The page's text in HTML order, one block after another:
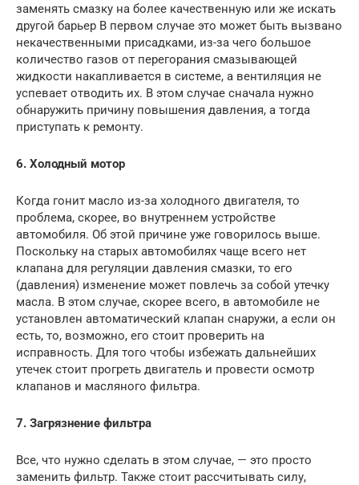
заменять смазку на более качественную или же искать
другой барьер В первом случае это может быть вызвано
некачественными присадками, из-за чего большое
количество газов от перегорания смазывающей
жидкости накапливается в системе, а вентиляция не
успевает отводить их. В этом случае сначала нужно
обнаружить причину повышения давления, а тогда
приступать к ремонту.
6. Холодный мотор
Когда гонит масло из-за холодного двигателя, то
проблема, скорее, во внутреннем устройстве
автомобиля. Об этой причине уже говорилось выше.
Поскольку на старых автомобилях чаще всего нет
клапана для регуляции давления смазки, то его
(давления) изменение может повлечь за собой утечку
масла. В этом случае, скорее всего, в автомобиле не
установлен автоматический клапан снаружи, а если он
есть, то, возможно, его стоит проверить на
исправность. Для того чтобы избежать дальнейших
утечек стоит прогреть двигатель и провести осмотр
клапанов и масляного фильтра.
7. Загрязнение фильтра
Все, что нужно сделать в этом случае, — это просто
заменить фильтр. Также стоит рассчитывать силу,